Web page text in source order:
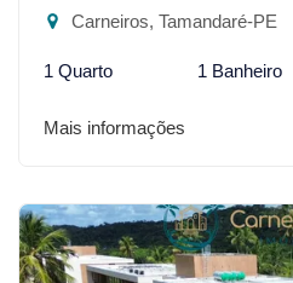
Carneiros, Tamandaré-PE
1 Quarto 1 Banheiro
Mais informações